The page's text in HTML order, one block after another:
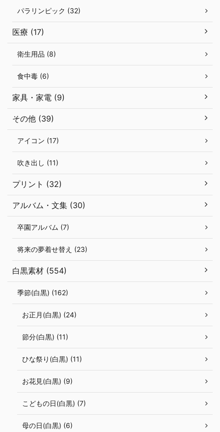
パラリンピック (32)
医療 (17)
衛生用品 (8)
食中毒 (6)
家具・家電 (9)
その他 (39)
アイコン (17)
吹き出し (11)
プリント (32)
アルバム・文集 (30)
卒園アルバム (7)
将来の夢着せ替え (23)
白黒素材 (554)
季節(白黒) (162)
お正月(白黒) (24)
節分(白黒) (11)
ひな祭り(白黒) (11)
お花見(白黒) (9)
こどもの日(白黒) (7)
母の日(白黒) (6)